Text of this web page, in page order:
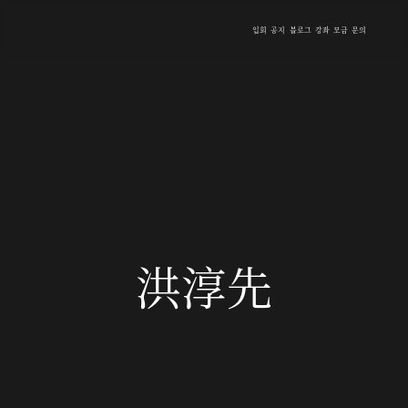
입회 공지 블로그 강좌 모금 문의
洪淳先